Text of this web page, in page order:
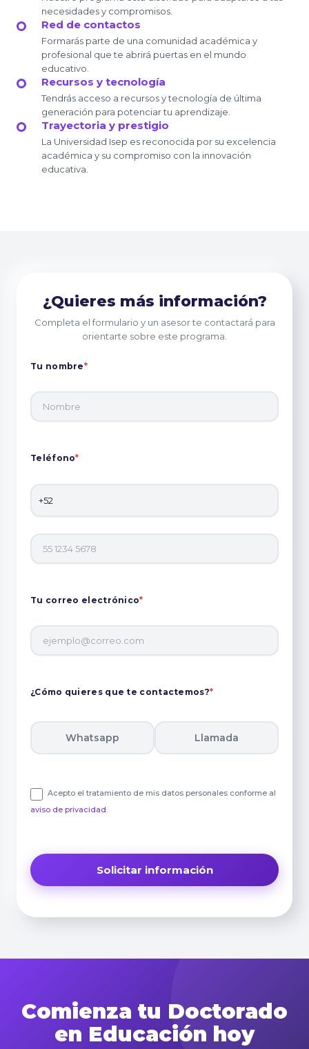
necesidades y compromisos.
Red de contactos
Formarás parte de una comunidad académica y
profesional que te abrirá puertas en el mundo
educativo.
Recursos y tecnología
Tendrás acceso a recursos y tecnología de última
generación para potenciar tu aprendizaje.
Trayectoria y prestigio
La Universidad Isep es reconocida por su excelencia
académica y su compromiso con la innovación
educativa.
¿Quieres más información?
Completa el formulario y un asesor te contactará para
orientarte sobre este programa.
Tu nombre*
Teléfono*
Tu correo electrónico*
¿Cómo quieres que te contactemos?*
Whatsapp Llamada
Acepto el tratamiento de mis datos personales conforme al
aviso de privacidad.
Comienza tu Doctorado
en Educación hoy